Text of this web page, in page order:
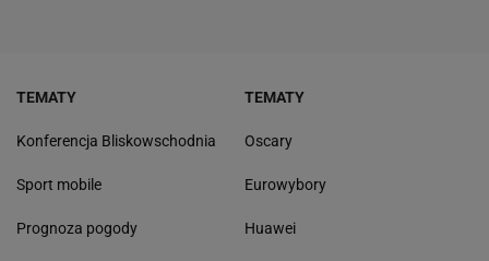
TEMATY
Konferencja Bliskowschodnia
Sport mobile
Prognoza pogody
TEMATY
Oscary
Eurowybory
Huawei